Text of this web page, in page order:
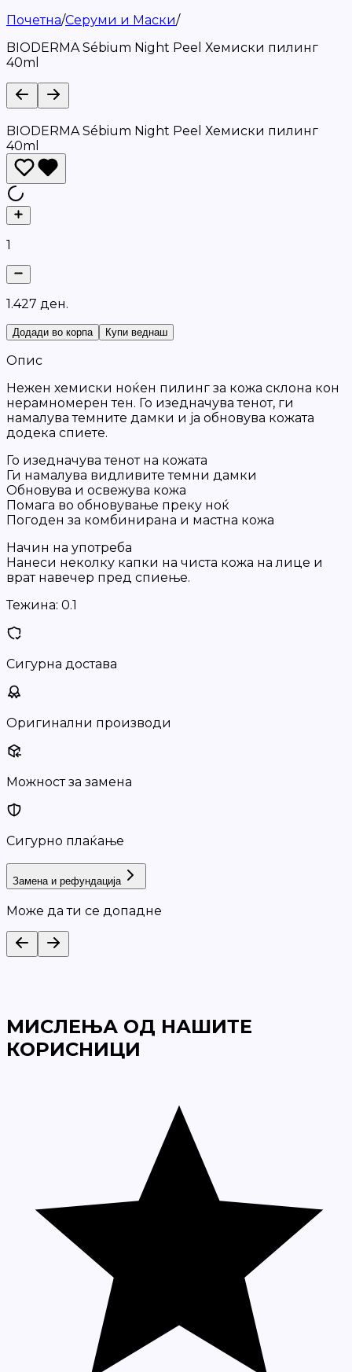
Почетна/Серуми и Маски/
BIODERMA Sébium Night Peel Хемиски пилинг
40ml
BIODERMA Sébium Night Peel Хемиски пилинг
40ml
1
1.427 ден.
Додади во корпа Купи веднаш
Опис
Нежен хемиски ноќен пилинг за кожа склона кон
нерамномерен тен. Го изедначува тенот, ги
намалува темните дамки и ја обновува кожата
додека спиете.
Го изедначува тенот на кожата
Ги намалува видливите темни дамки
Обновува и освежува кожа
Помага во обновување преку ноќ
Погоден за комбинирана и мастна кожа
Начин на употреба
Нанеси неколку капки на чиста кожа на лице и
врат навечер пред спиење.
Тежина: 0.1
Сигурна достава
Оригинални производи
Можност за замена
Сигурно плаќање
Замена и рефундација
Може да ти се допадне
МИСЛЕЊА ОД НАШИТЕ
КОРИСНИЦИ